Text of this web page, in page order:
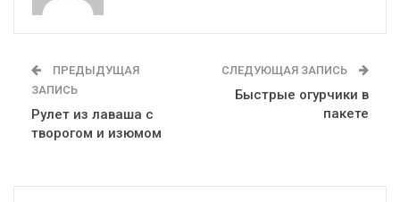
ПРЕДЫДУЩАЯ
ЗАПИСЬ
Рулет из лаваша с
творогом и изюмом
СЛЕДУЮЩАЯ ЗАПИСЬ
Быстрые огурчики в
пакете